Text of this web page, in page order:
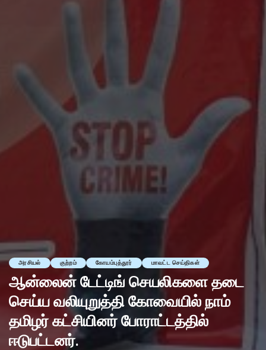
அரசியல் குற்றம் கோயம்புத்தூர் மாவட்ட செய்திகள்
ஆன்லைன் டேட்டிங் செயலிகளை தடை
செய்ய வலியுறுத்தி கோவையில் நாம்
தமிழர் கட்சியினர் போராட்டத்தில்
ஈடுபட்டனர்.